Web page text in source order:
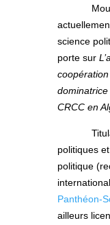
science
porte sur
CRCC en
politiques
politique
Panthéon-
ailleurs